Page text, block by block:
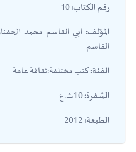
رقم الكتاب:
المؤلف: ابي القاسم محمد
القاسم
الفئة:كتب مختلفة:ثقافة عامة
الشفرة:
الطبعة: